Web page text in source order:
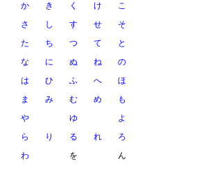
か
き く け
こ
さ
し す せ
そ
た
ち つ て
と
な
に ぬ ね
の
は
ひ ふ へ
ほ
ま
み む め
も
や
ゆ
よ
ら
り る れ
ろ
わ
を
ん